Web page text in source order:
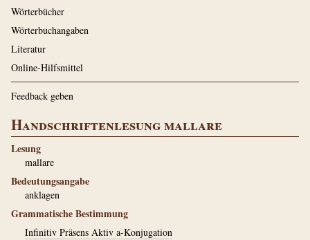
Wörterbücher
Wörterbuchangaben
Literatur
Online-Hilfsmittel
Feedback geben
Handschriftenlesung mallare
Lesung
mallare
Bedeutungsangabe
anklagen
Grammatische Bestimmung
Infinitiv Präsens Aktiv a-Konjugation